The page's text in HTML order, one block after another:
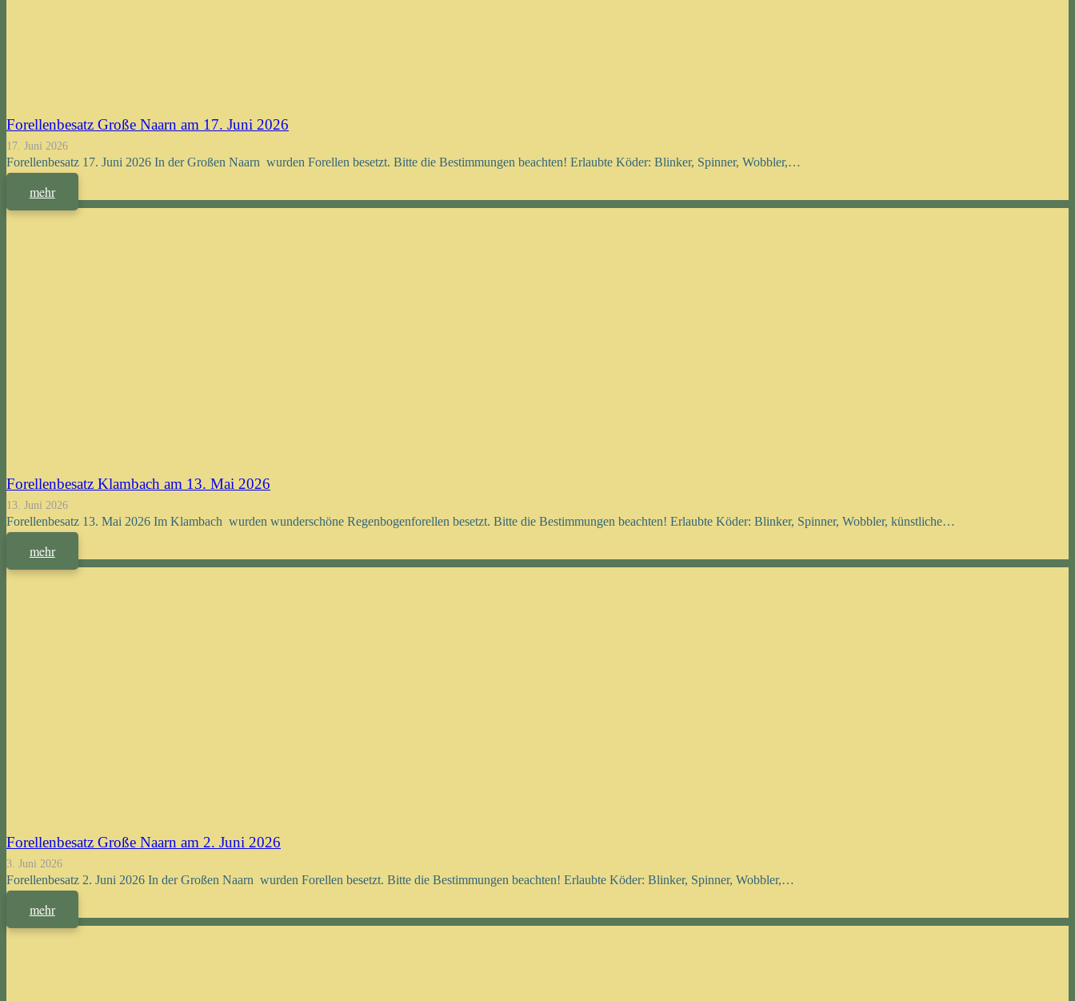
Forellenbesatz Große Naarn am 17. Juni 2026
17. Juni 2026
Forellenbesatz 17. Juni 2026 In der Großen Naarn wurden Forellen besetzt. Bitte die Bestimmungen beachten! Erlaubte Köder: Blinker, Spinner, Wobbler,…
mehr
Forellenbesatz Klambach am 13. Mai 2026
13. Juni 2026
Forellenbesatz 13. Mai 2026 Im Klambach wurden wunderschöne Regenbogenforellen besetzt. Bitte die Bestimmungen beachten! Erlaubte Köder: Blinker, Spinner, Wobbler, künstliche…
mehr
Forellenbesatz Große Naarn am 2. Juni 2026
3. Juni 2026
Forellenbesatz 2. Juni 2026 In der Großen Naarn wurden Forellen besetzt. Bitte die Bestimmungen beachten! Erlaubte Köder: Blinker, Spinner, Wobbler,…
mehr